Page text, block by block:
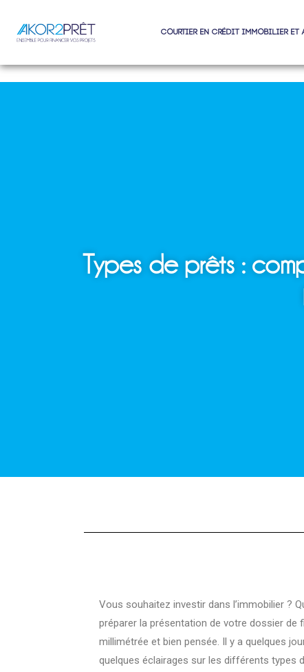
Courtier en crédit immobilier et
Types de prêts :
Vous souhaitez investir dans l’immobilier ?
préparer la présentation de votre dossier de
millimétrée et bien pensée. Il y a quelques
quelques éclairages sur les différents types